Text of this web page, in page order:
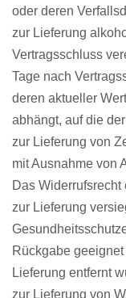
oder deren
zur Lieferung
Vertragsschluss
Tage nach
deren aktueller
abhängt, auf die
zur Lieferung von
mit Ausnahme von
Das
zur Lieferung
Rückgabe
Lieferung entfernt
zur Lieferung von